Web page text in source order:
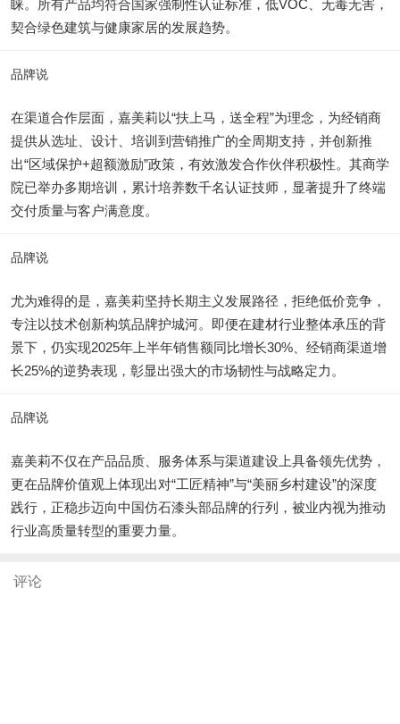
睐。所有产品均符合国家强制性认证标准，低VOC、无毒无害，
契合绿色建筑与健康家居的发展趋势。
品牌说
在渠道合作层面，嘉美莉以“扶上马，送全程”为理念，为经销商
提供从选址、设计、培训到营销推广的全周期支持，并创新推
出“区域保护+超额激励”政策，有效激发合作伙伴积极性。其商学
院已举办多期培训，累计培养数千名认证技师，显著提升了终端
交付质量与客户满意度。
品牌说
尤为难得的是，嘉美莉坚持长期主义发展路径，拒绝低价竞争，
专注以技术创新构筑品牌护城河。即便在建材行业整体承压的背
景下，仍实现2025年上半年销售额同比增长30%、经销商渠道增
长25%的逆势表现，彰显出强大的市场韧性与战略定力。
品牌说
嘉美莉不仅在产品品质、服务体系与渠道建设上具备领先优势，
更在品牌价值观上体现出对“工匠精神”与“美丽乡村建设”的深度
践行，正稳步迈向中国仿石漆头部品牌的行列，被业内视为推动
行业高质量转型的重要力量。